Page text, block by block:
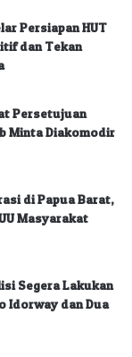
Persiapan HUT
dan Tekan
Persetujuan
Minta Diakomodir
di Papua Barat,
Masyarakat
Segera Lakukan
Idorway dan Dua